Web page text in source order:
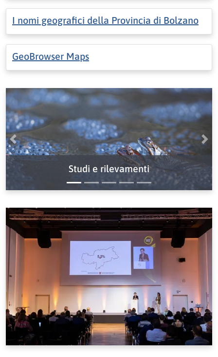
I nomi geografici della Provincia di Bolzano
GeoBrowser Maps
Studi e rilevamenti
Precedente